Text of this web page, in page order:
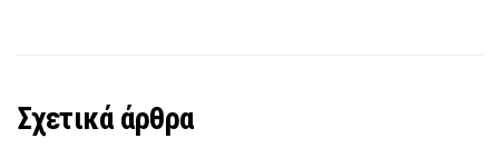
Σχετικά άρθρα